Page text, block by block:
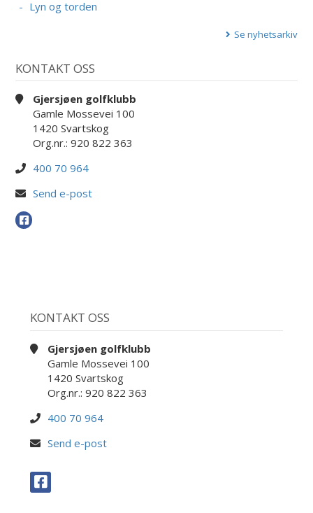
Lyn og torden
Se nyhetsarkiv
KONTAKT OSS
Gjersjøen golfklubb
Gamle Mossevei 100
1420 Svartskog
Org.nr.: 920 822 363
400 70 964
Send e-post
KONTAKT OSS
Gjersjøen golfklubb
Gamle Mossevei 100
1420 Svartskog
Org.nr.: 920 822 363
400 70 964
Send e-post